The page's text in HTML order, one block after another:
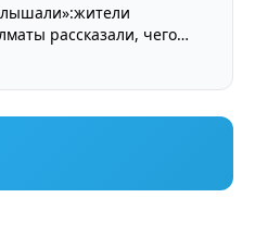
рассказали, чего
Курултая